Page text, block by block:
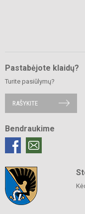
Pastabėjote klaidų?
Turite pasiūlymų?
RAŠYKITE
Bendraukime